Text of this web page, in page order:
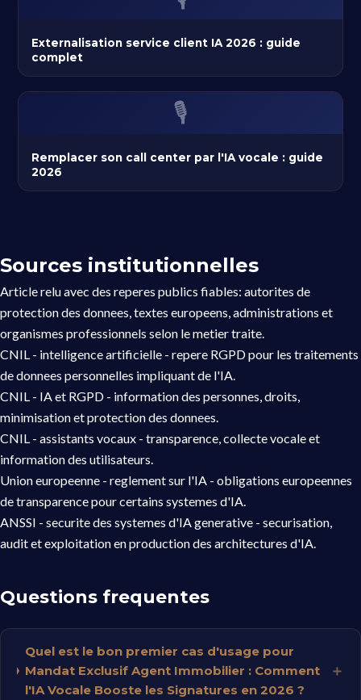
Externalisation service client IA 2026 : guide
complet
🎙️
Remplacer son call center par l'IA vocale : guide
2026
Sources institutionnelles
Article relu avec des reperes publics fiables: autorites de
protection des donnees, textes europeens, administrations et
organismes professionnels selon le metier traite.
CNIL - intelligence artificielle - repere RGPD pour les traitements
de donnees personnelles impliquant de l'IA.
CNIL - IA et RGPD - information des personnes, droits,
minimisation et protection des donnees.
CNIL - assistants vocaux - transparence, collecte vocale et
information des utilisateurs.
Union europeenne - reglement sur l'IA - obligations europeennes
de transparence pour certains systemes d'IA.
ANSSI - securite des systemes d'IA generative - securisation,
audit et exploitation en production des architectures d'IA.
Questions frequentes
Quel est le bon premier cas d'usage pour
Mandat Exclusif Agent Immobilier : Comment
l'IA Vocale Booste les Signatures en 2026 ?